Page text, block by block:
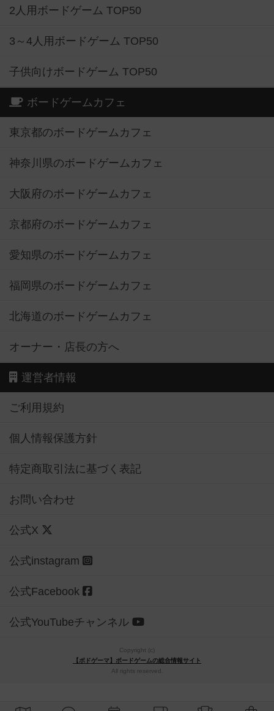
2人用ボードゲーム TOP50
3～4人用ボードゲーム TOP50
子供向けボードゲーム TOP50
ボードゲームカフェ
東京都のボードゲームカフェ
神奈川県のボードゲームカフェ
大阪府のボードゲームカフェ
京都府のボードゲームカフェ
愛知県のボードゲームカフェ
福岡県のボードゲームカフェ
北海道のボードゲームカフェ
オーナー・店長の方へ
運営者情報
ご利用規約
個人情報保護方針
特定商取引法に基づく表記
お問い合わせ
公式X
公式instagram
公式Facebook
公式YouTubeチャンネル
Copyright (c)
【ボドゲーマ】ボードゲームの総合情報サイト
All rights reserved.